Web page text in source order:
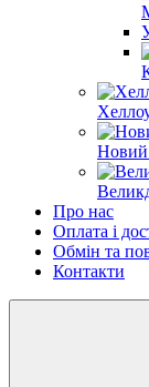
Новий
Про нас
Оплата і
Обмін та
Контакти